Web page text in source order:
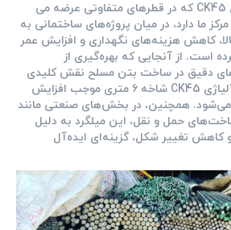
کاربردهای میلگرد آلیاژی CK45 که در قطرهای متفاوتی عرضه می
ما دارد، در میان پروژه‌های ساختمانی به
کاهش هزینه‌های نگهداری و افزایش عمر
است. از آنجایی که بهره‌گیری از
دقیق در ساخت بتن مسلح نقش کلیدی
دارد، استفاده از میلگرد آلیاژی CK45 شاخه 6 متری موجب افزایش
می‌شود. همچنین، در بخش‌های صنعتی مانند
حمل و نقل، این میلگرد به دلیل
کاهش تغییر شکل، گزینه‌ای ایده‌آل